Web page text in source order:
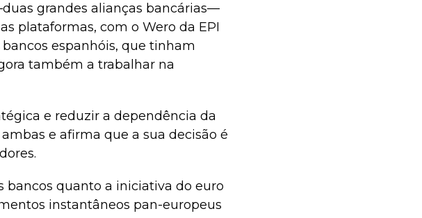
grandes alianças bancárias—
plataformas, com o Wero da EPI
espanhóis, que tinham
também a trabalhar na
e reduzir a dependência da
e afirma que a sua decisão é
bancos quanto a iniciativa do euro
instantâneos pan-europeus